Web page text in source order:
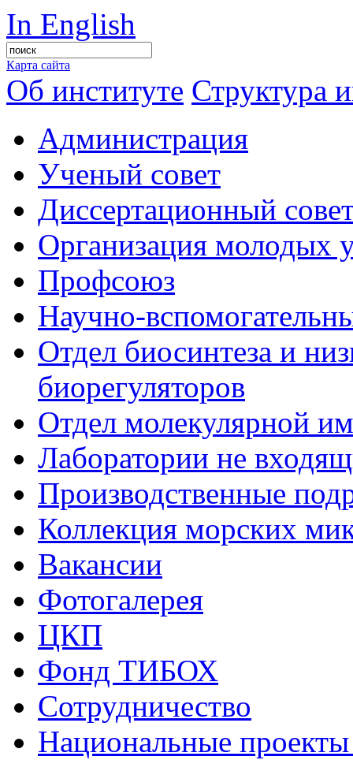
In English
Карта сайта
Об институте Структура
Администрация
Ученый совет
Диссертационный
Организация молодых
Профсоюз
Научно-
Отдел биосинтеза и
биорегуляторов
Отдел молекулярной
Лаборатории не
Производственные
Коллекция морских
Вакансии
Фотогалерея
ЦКП
Фонд ТИБОХ
Сотрудничество
Национальные